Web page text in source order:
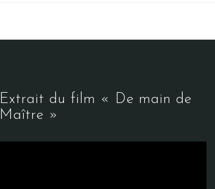
Extrait du film « De main de
Maître »